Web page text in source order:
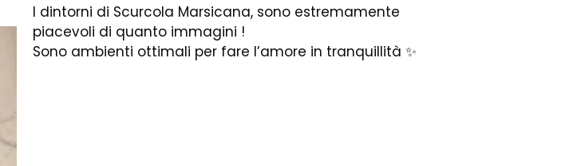
I dintorni di Scurcola Marsicana, sono estremamente
piacevoli di quanto immagini !
Sono ambienti ottimali per fare l’amore in tranquillità ✨